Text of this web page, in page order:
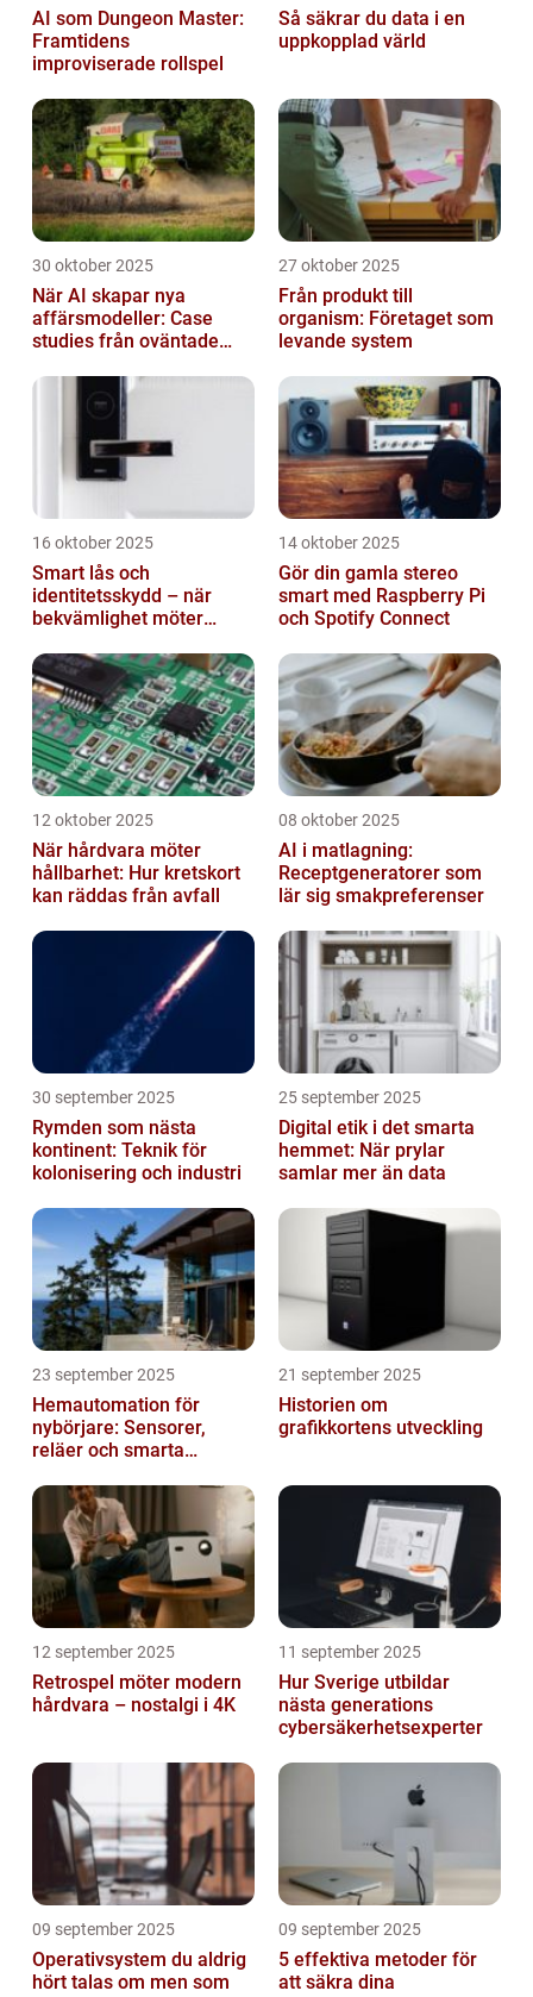
AI som Dungeon Master:
Framtidens
improviserade rollspel
Så säkrar du data i en
uppkopplad värld
30 oktober 2025
När AI skapar nya
affärsmodeller: Case
studies från oväntade
27 oktober 2025
Från produkt till
organism: Företaget som
levande system
16 oktober 2025
Smart lås och
identitetsskydd – när
bekvämlighet möter
14 oktober 2025
Gör din gamla stereo
smart med Raspberry Pi
och Spotify Connect
12 oktober 2025
När hårdvara möter
hållbarhet: Hur kretskort
kan räddas från avfall
08 oktober 2025
AI i matlagning:
Receptgeneratorer som
lär sig smakpreferenser
30 september 2025
Rymden som nästa
kontinent: Teknik för
kolonisering och industri
25 september 2025
Digital etik i det smarta
hemmet: När prylar
samlar mer än data
23 september 2025
Hemautomation för
nybörjare: Sensorer,
reläer och smarta
21 september 2025
Historien om
grafikkortens utveckling
12 september 2025
Retrospel möter modern
hårdvara – nostalgi i 4K
11 september 2025
Hur Sverige utbildar
nästa generations
cybersäkerhetsexperter
09 september 2025
Operativsystem du aldrig
hört talas om men som
09 september 2025
5 effektiva metoder för
att säkra dina